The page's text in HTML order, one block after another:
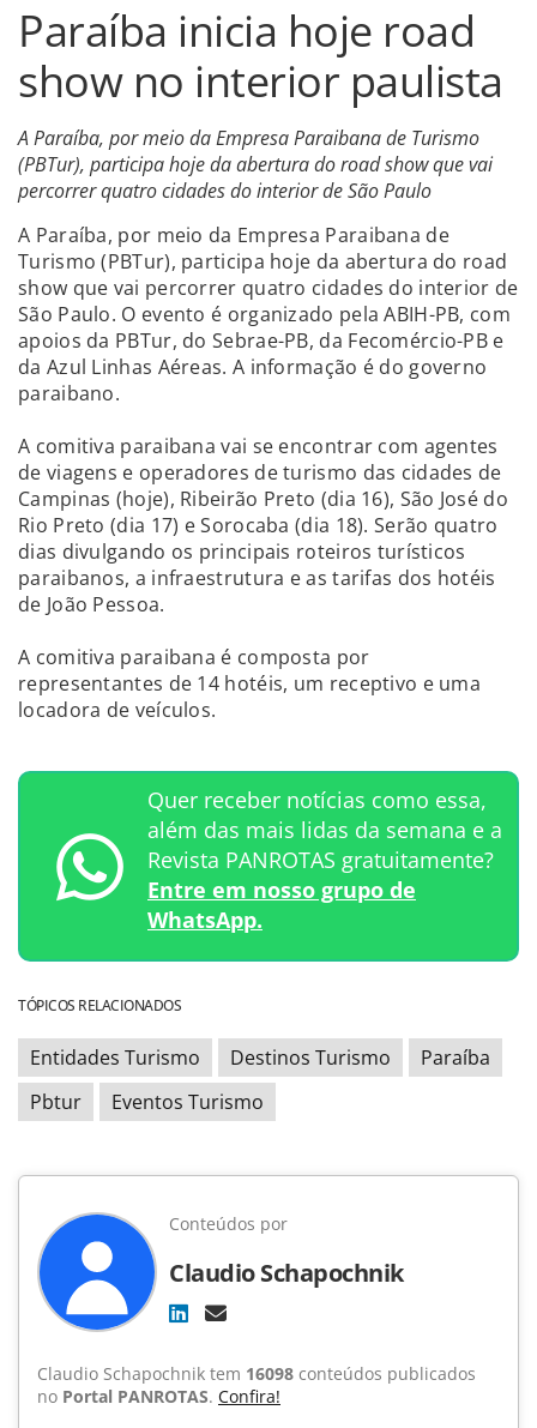
Paraíba inicia hoje road
show no interior paulista
A Paraíba, por meio da Empresa Paraibana de Turismo
(PBTur), participa hoje da abertura do road show que vai
percorrer quatro cidades do interior de São Paulo
A Paraíba, por meio da Empresa Paraibana de
Turismo (PBTur), participa hoje da abertura do road
show que vai percorrer quatro cidades do interior de
São Paulo. O evento é organizado pela ABIH-PB, com
apoios da PBTur, do Sebrae-PB, da Fecomércio-PB e
da Azul Linhas Aéreas. A informação é do governo
paraibano.
A comitiva paraibana vai se encontrar com agentes
de viagens e operadores de turismo das cidades de
Campinas (hoje), Ribeirão Preto (dia 16), São José do
Rio Preto (dia 17) e Sorocaba (dia 18). Serão quatro
dias divulgando os principais roteiros turísticos
paraibanos, a infraestrutura e as tarifas dos hotéis
de João Pessoa.
A comitiva paraibana é composta por
representantes de 14 hotéis, um receptivo e uma
locadora de veículos.
Quer receber notícias como essa,
além das mais lidas da semana e a
Revista PANROTAS gratuitamente?
Entre em nosso grupo de
WhatsApp.
TÓPICOS RELACIONADOS
Entidades Turismo Destinos Turismo
Paraíba
Pbtur
Eventos Turismo
Conteúdos por
Claudio Schapochnik
Claudio Schapochnik tem 16098 conteúdos publicados
no Portal PANROTAS. Confira!